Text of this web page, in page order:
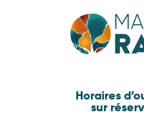
Horaires
sur